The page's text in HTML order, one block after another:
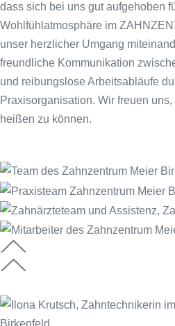
dass sich bei uns gut aufgehoben
Wohlfühlatmosphäre im
unser herzlicher Umgang
freundliche Kommunikation
und reibungslose Arbeitsabläufe
Praxisorganisation. Wir freuen
heißen zu können.